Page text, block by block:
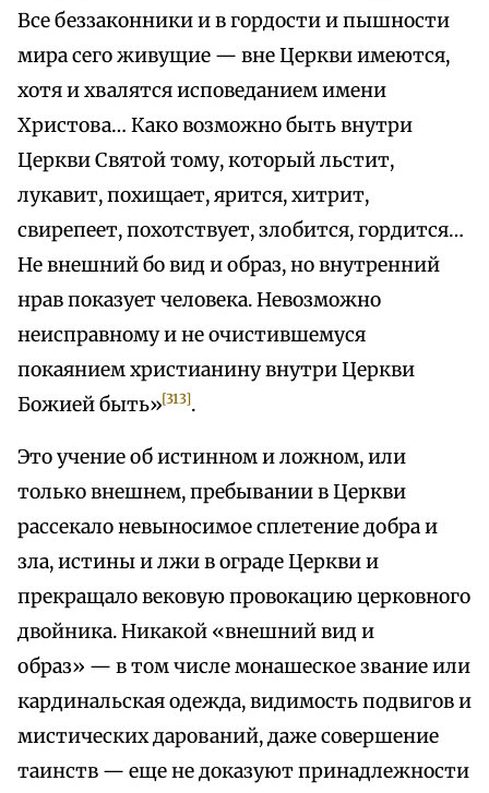
Все беззаконники и в гордости и пышности
мира сего живущие — вне Церкви имеются,
хотя и хвалятся исповеданием имени
Христова… Како возможно быть внутри
Церкви Святой тому, который льстит,
лукавит, похищает, ярится, хитрит,
свирепеет, похотствует, злобится, гордится…
Не внешний бо вид и образ, но внутренний
нрав показует человека. Невозможно
неисправному и не очистившемуся
покаянием христианину внутри Церкви
Божией быть»[313].
Это учение об истинном и ложном, или
только внешнем, пребывании в Церкви
рассекало невыносимое сплетение добра и
зла, истины и лжи в ограде Церкви и
прекращало вековую провокацию церковного
двойника. Никакой «внешний вид и
образ» — в том числе монашеское звание или
кардинальская одежда, видимость подвигов и
мистических дарований, даже совершение
таинств — еще не доказуют принадлежности